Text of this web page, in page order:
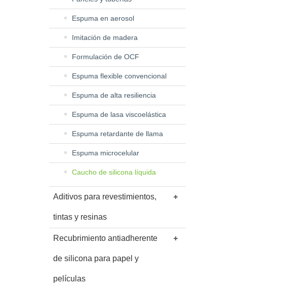
Espuma en aerosol
Imitación de madera
Formulación de OCF
Espuma flexible convencional
Espuma de alta resiliencia
Espuma de lasa viscoelástica
Espuma retardante de llama
Espuma microcelular
Caucho de silicona líquida
Aditivos para revestimientos,
tintas y resinas
Recubrimiento antiadherente
de silicona para papel y
películas